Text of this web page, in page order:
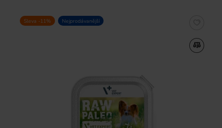
Sleva -11% Nejprodávanější